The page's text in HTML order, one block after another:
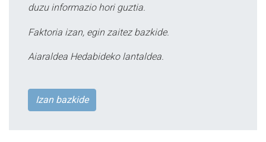
duzu informazio hori guztia.
Faktoria izan, egin zaitez bazkide.
Aiaraldea Hedabideko lantaldea.
Izan bazkide